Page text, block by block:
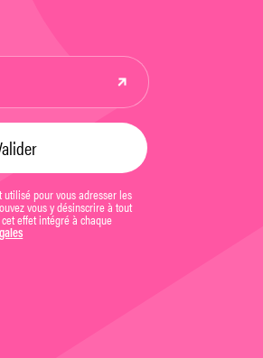
pour vous adresser les
vous y désinscrire à tout
effet intégré à chaque